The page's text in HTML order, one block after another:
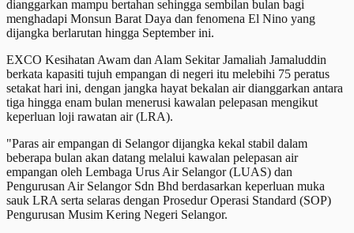
dianggarkan mampu bertahan sehingga sembilan bulan bagi
menghadapi Monsun Barat Daya dan fenomena El Nino yang
dijangka berlarutan hingga September ini.
EXCO Kesihatan Awam dan Alam Sekitar Jamaliah Jamaluddin
berkata kapasiti tujuh empangan di negeri itu melebihi 75 peratus
setakat hari ini, dengan jangka hayat bekalan air dianggarkan antara
tiga hingga enam bulan menerusi kawalan pelepasan mengikut
keperluan loji rawatan air (LRA).
"Paras air empangan di Selangor dijangka kekal stabil dalam
beberapa bulan akan datang melalui kawalan pelepasan air
empangan oleh Lembaga Urus Air Selangor (LUAS) dan
Pengurusan Air Selangor Sdn Bhd berdasarkan keperluan muka
sauk LRA serta selaras dengan Prosedur Operasi Standard (SOP)
Pengurusan Musim Kering Negeri Selangor.